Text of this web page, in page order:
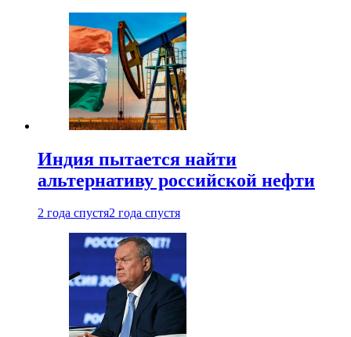
Индия пытается найти
альтернативу российской нефти
2 года спустя2 года спустя